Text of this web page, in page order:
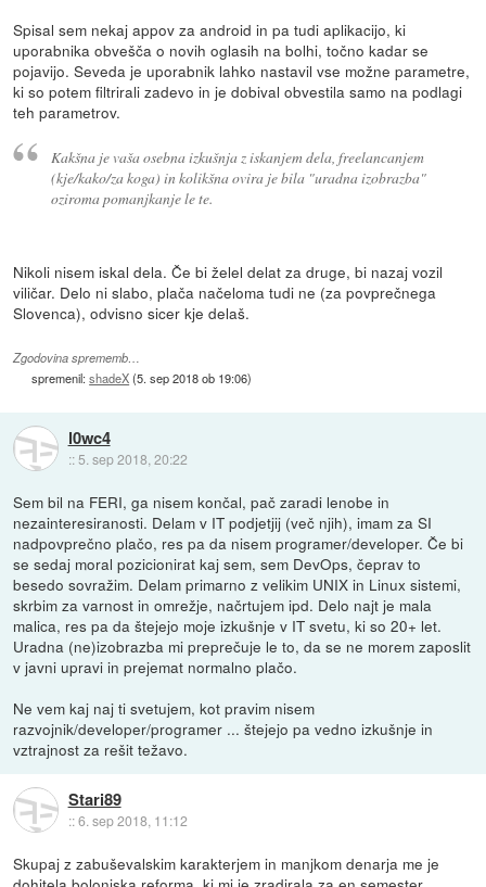
Spisal sem nekaj appov za android in pa tudi aplikacijo, ki
uporabnika obvešča o novih oglasih na bolhi, točno kadar se
pojavijo. Seveda je uporabnik lahko nastavil vse možne parametre,
ki so potem filtrirali zadevo in je dobival obvestila samo na podlagi
teh parametrov.
Kakšna je vaša osebna izkušnja z iskanjem dela, freelancanjem
(kje/kako/za koga) in kolikšna ovira je bila "uradna izobrazba"
oziroma pomanjkanje le te.
Nikoli nisem iskal dela. Če bi želel delat za druge, bi nazaj vozil
viličar. Delo ni slabo, plača načeloma tudi ne (za povprečnega
Slovenca), odvisno sicer kje delaš.
Zgodovina sprememb…
spremenil:shadeX(5. sep 2018 ob 19:06)
l0wc4
:: 5. sep 2018, 20:22
Sem bil na FERI, ga nisem končal, pač zaradi lenobe in
nezainteresiranosti. Delam v IT podjetjij (več njih), imam za SI
nadpovprečno plačo, res pa da nisem programer/developer. Če bi
se sedaj moral pozicionirat kaj sem, sem DevOps, čeprav to
besedo sovražim. Delam primarno z velikim UNIX in Linux sistemi,
skrbim za varnost in omrežje, načrtujem ipd. Delo najt je mala
malica, res pa da štejejo moje izkušnje v IT svetu, ki so 20+ let.
Uradna (ne)izobrazba mi preprečuje le to, da se ne morem zaposlit
v javni upravi in prejemat normalno plačo.
Ne vem kaj naj ti svetujem, kot pravim nisem
razvojnik/developer/programer ... štejejo pa vedno izkušnje in
vztrajnost za rešit težavo.
Stari89
::6. sep 2018, 11:12
Skupaj z zabuševalskim karakterjem in manjkom denarja me je